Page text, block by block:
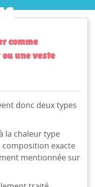
comme
une veste
donc deux types
la chaleur type
composition exacte
mentionnée sur